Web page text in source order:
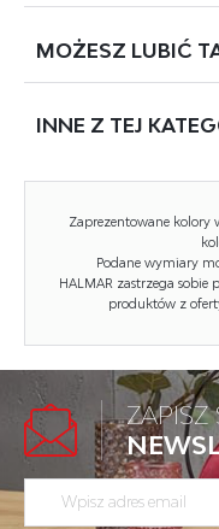
POLARIS 160 lub
Łóżko
Pojemnik na
Powierzchnia spania
Tapicerka
Długość
SCANDINO
Zaprezentowane kolory
Podane wymiary
HALMAR zastrzega
produktów z
MOŻESZ LUBIĆ
FRANCESCA
Kod towaru: V-CH-
Niski stan
Twoja cena brutto:1389
INNE Z TEJ
LARGO topper na łóżko
ZAPISZ